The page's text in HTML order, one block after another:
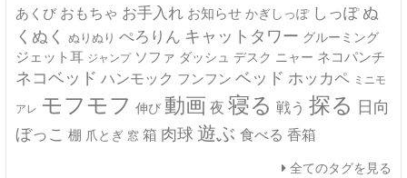
あくび おもちゃ お手入れ お知らせ かぎしっぽ しっぽ ぬ
くぬく ぬりぬり ぺろりん キャットタワー グルーミング
ジェット耳 ジャンプ ソファ ダッシュ デスク ニャー ネコパンチ
ネコベッド ハンモック フンフン ベッド ホッカペ ミニモ
アレ モフモフ 伸び 動画 夜 寝る 戦う 探る 日向
ぼっこ 棚 爪とぎ 窓 箱 肉球 遊ぶ 食べる 香箱
全てのタグを見る